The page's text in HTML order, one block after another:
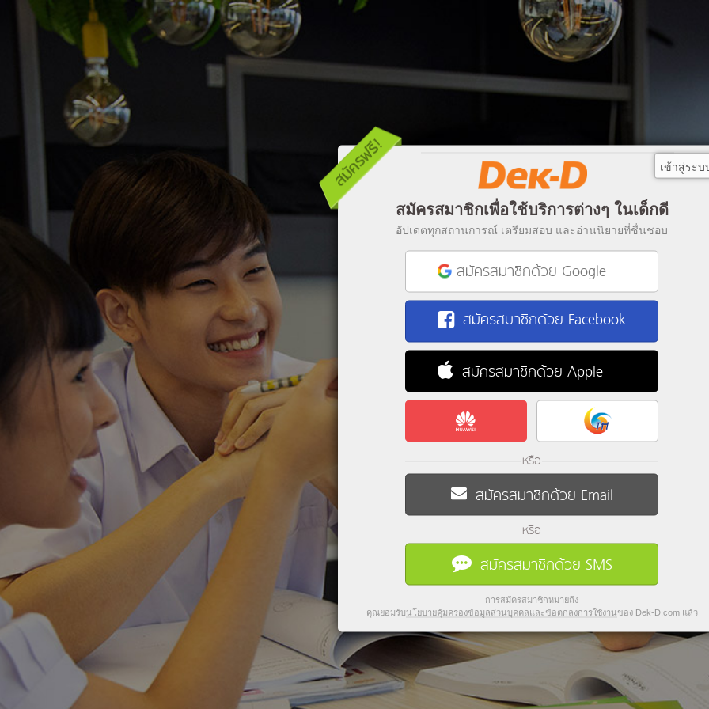
สมัครสมาชิกเพื่อใช้บริการต่างๆ ในเด็กดี
อัปเดตทุกสถานการณ์ เตรียมสอบ และอ่านนิยายที่ชื่นชอบ
สมัครสมาชิกด้วย Google
สมัครสมาชิกด้วย Facebook
สมัครสมาชิกด้วย Apple
หรือ
สมัครสมาชิกด้วย Email
หรือ
สมัครสมาชิกด้วย SMS
การสมัครสมาชิกหมายถึง
คุณยอมรับนโยบายคุ้มครองข้อมูลส่วนบุคคลและข้อตกลงการใช้งานของ Dek-D.com แล้ว
เข้าสู่ระบ